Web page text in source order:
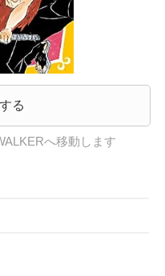
る
へ移動します